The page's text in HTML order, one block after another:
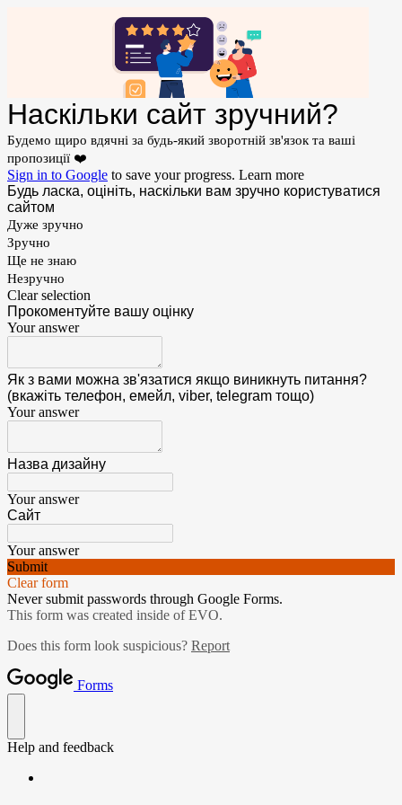
Наскільки сайт зручний?
Будемо щиро вдячні за будь-який зворотній зв'язок та ваші
пропозиції ❤️
Sign in to Google to save your progress. Learn more
Будь ласка, оцініть, наскільки вам зручно користуватися
сайтом
Дуже зручно
Зручно
Ще не знаю
Незручно
Clear selection
Прокоментуйте вашу оцінку
Your answer
Як з вами можна зв'язатися якщо виникнуть питання?
(вкажіть телефон, емейл, viber, telegram тощо)
Your answer
Назва дизайну
Your answer
Сайт
Your answer
Submit
Clear form
Never submit passwords through Google Forms.
This form was created inside of EVO.
Does this form look suspicious? Report
Forms
Help and feedback